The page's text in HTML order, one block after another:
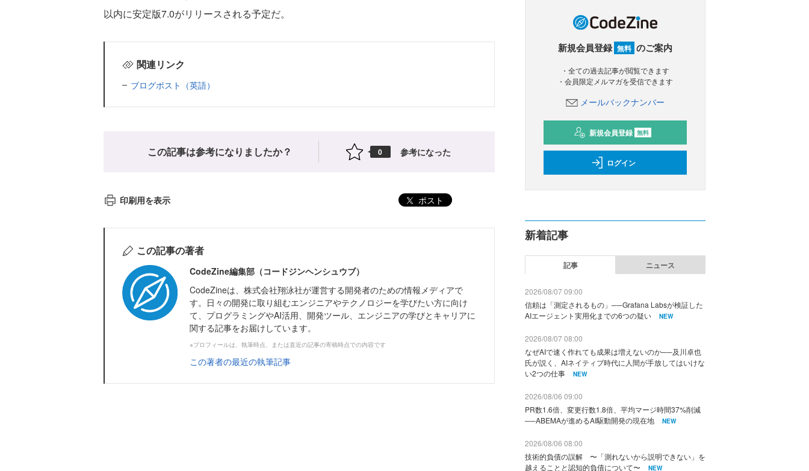
以内に安定版7.0がリリースされる予定だ。
関連リンク
ブログポスト（英語）
この記事は参考になりましたか？ 0 参考になった
印刷用を表示 ポスト
この記事の著者
CodeZine編集部（コードジンヘンシュウブ）
CodeZineは、株式会社翔泳社が運営する開発者のための情報メディアで
す。日々の開発に取り組むエンジニアやテクノロジーを学びたい方に向け
て、プログラミングやAI活用、開発ツール、エンジニアの学びとキャリアに
関する記事をお届けしています。
※プロフィールは、執筆時点、または直近の記事の寄稿時点での内容です
この著者の最近の執筆記事
新規会員登録 無料 のご案内
・全ての過去記事が閲覧できます
・会員限定メルマガを受信できます
メールバックナンバー
新規会員登録 無料
ログイン
新着記事
記事 ニュース
2026/08/07 09:00
信頼は「測定されるもの」──Grafana Labsが検証した
AIエージェント実用化までの6つの疑い
NEW
2026/08/07 08:00
なぜAIで速く作れても成果は増えないのか──及川卓也
氏が説く、AIネイティブ時代に人間が手放してはいけな
い2つの仕事
NEW
2026/08/06 09:00
PR数1.6倍、変更行数1.8倍、平均マージ時間37%削減
──ABEMAが進めるAI駆動開発の現在地
NEW
2026/08/06 08:00
技術的負債の誤解 〜「測れないから説明できない」を
越えることと認知的負債について〜
NEW